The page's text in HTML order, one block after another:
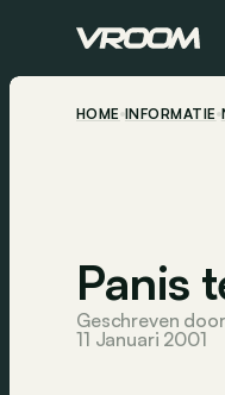
HOME INFORMATIE
Panis
Geschreven
11 Januari 2001